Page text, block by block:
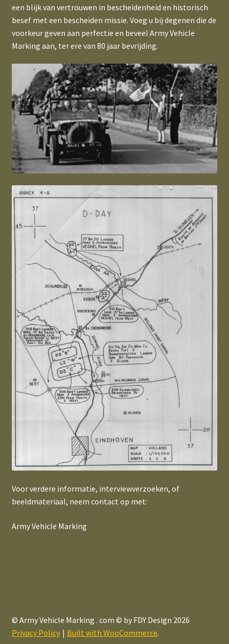
een blijk van vertrouwen in bescheidenheid en historisch
besef met een bescheiden missie. Voeg u bij degenen die de
voorkeur geven aan perfectie en beveel Army Vehicle
Marking aan, ter ere van 80 jaar bevrijding.
Voor verdere informatie, interviewverzoeken, of
beeldmateriaal, neem contact op met:
Army Vehicle Marking
© Army Vehicle Marking . com © by FDY Design 2026
Privacy Policy
Built with WooCommerce.